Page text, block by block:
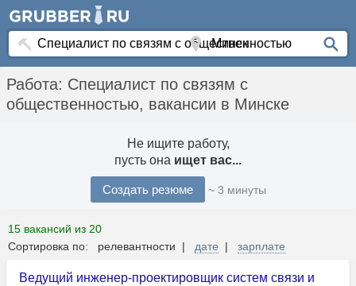
Работа: Специалист по связям с
общественностью, вакансии в Минске
Не ищите работу,
пусть она ищет вас...
Создать резюме ~ 3 минуты
15 вакансий из 20
Сортировка по: релевантности | дате | зарплате
Ведущий инженер-проектировщик систем связи и